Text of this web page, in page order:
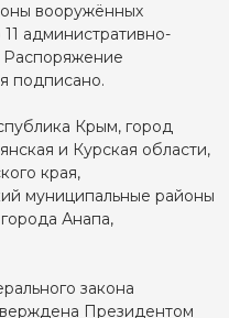
вооружённых
административно-
Распоряжение
подписано.
Крым, город
и Курская области,
края,
муниципальные районы
Анапа,
закона
Президентом